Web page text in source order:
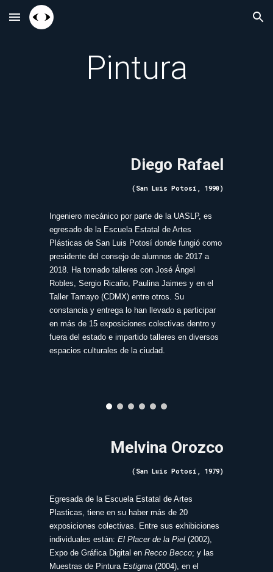
Skip to main content Skip to navigation
Pintura
Diego Rafael
(San Luis Potosí, 1990)
Ingeniero mecánico por parte de la UASLP, es
egresado de la Escuela Estatal de Artes
Plásticas de San Luis Potosí donde fungió como
presidente del consejo de alumnos de 2017 a
2018. Ha tomado talleres con José Ángel
Robles, Sergio Ricaño, Paulina Jaimes y en el
Taller Tamayo (CDMX) entre otros. Su
constancia y entrega lo han llevado a participar
en más de 15 exposiciones colectivas dentro y
fuera del estado e impartido talleres en diversos
espacios culturales de la ciudad.
Melvina Orozco
(San Luis Potosí, 1979)
Egresada de la Escuela Estatal de Artes
Plasticas, tiene en su haber más de 20
exposiciones colectivas. Entre sus exhibiciones
individuales están:El Placer de la Piel (2002),
Expo de Gráfica Digital enRecco Becco; y las
Muestras de PinturaEstigma (2004), en el